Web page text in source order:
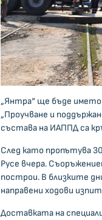
„Янтра“ ще бъде името
„Проучване и
състава на ИАППД са
След като пропътува
Русе вчера.
построи. В близките
направени ходови
Доставката на